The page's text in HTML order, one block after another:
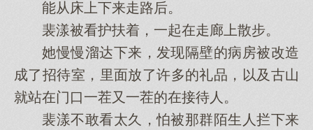
能从床上下来走路后。
裴漾被看护扶着，一起在走廊上散步。
她慢慢溜达下来，发现隔壁的病房被改造
成了招待室，里面放了许多的礼品，以及古山
就站在门口一茬又一茬的在接待人。
裴漾不敢看太久，怕被那群陌生人拦下来